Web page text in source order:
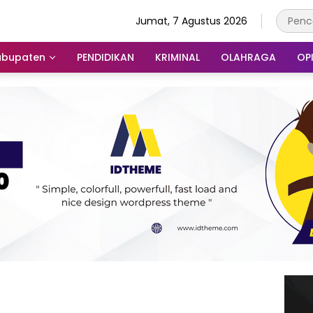
Jumat, 7 Agustus 2026
PENDIDIKAN KRIMINAL OLAHRAGA